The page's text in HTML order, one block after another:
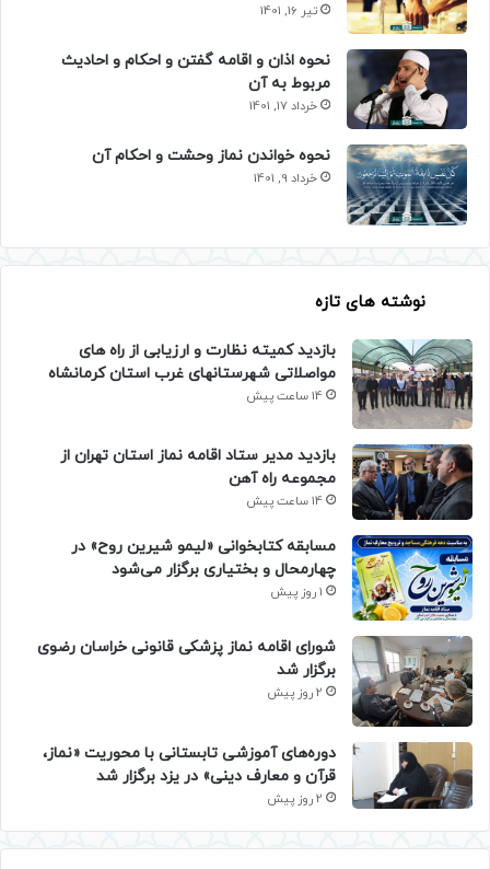
تیر 16, 1401
نحوه اذان و اقامه گفتن و احکام و احادیث
مربوط به آن
خرداد 17, 1401
نحوه خواندن نماز وحشت و احکام آن
خرداد 9, 1401
نوشته های تازه
بازدید کمیته نظارت و ارزیابی از راه های
مواصلاتی شهرستانهای غرب استان کرمانشاه
14 ساعت پیش
بازدید مدیر ستاد اقامه نماز استان تهران از
مجموعه راه آهن
14 ساعت پیش
مسابقه کتابخوانی «لیمو شیرین روح» در
چهارمحال و بختیاری برگزار می‌شود
1 روز پیش
شورای اقامه نماز پزشکی قانونی خراسان رضوی
برگزار شد
2 روز پیش
دوره‌های آموزشی تابستانی با محوریت «نماز،
قرآن و معارف دینی» در یزد برگزار شد
2 روز پیش